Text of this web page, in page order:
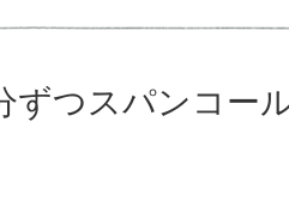
ずつスパンコー